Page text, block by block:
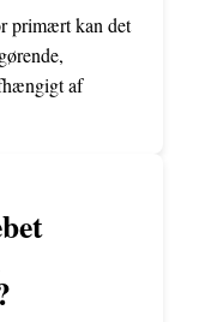
primært kan det
af